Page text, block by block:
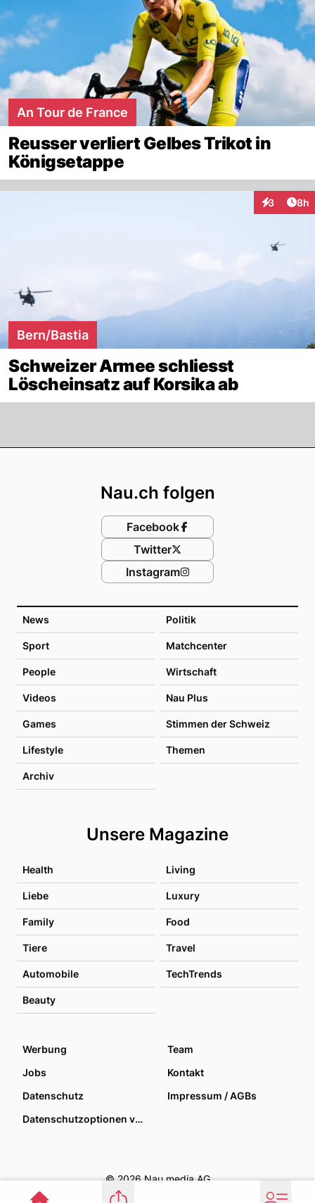
An Tour de France
Reusser verliert Gelbes Trikot in
Königsetappe
3 8h
Bern/Bastia
Schweizer Armee schliesst
Löscheinsatz auf Korsika ab
News Politik
Sport Matchcenter
People Wirtschaft
Videos Nau Plus
Games Stimmen der Schweiz
Lifestyle Themen
Archiv
Unsere Magazine
Health Living
Liebe Luxury
Family Food
Tiere Travel
Automobile TechTrends
Beauty
Nau.ch folgen
Facebook
Twitter
Instagram
Werbung
Team
Jobs
Kontakt
Datenschutz
Impressum / AGBs
Datenschutzoptionen verwalten
© 2026 Nau media AG